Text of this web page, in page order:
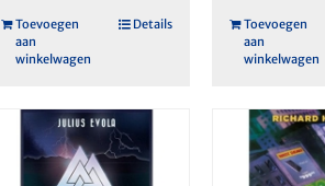
Toevoegen
aan
winkelwagen
Details
Toevoegen
aan
winkelwagen